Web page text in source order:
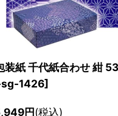
装紙 千代紙合わせ 紺
1426]
円(税込)